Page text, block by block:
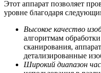
Этот аппарат позволяет
уровне благодаря
Высокое качество
алгоритмам
сканирования,
детализированные
Широкий диапазон